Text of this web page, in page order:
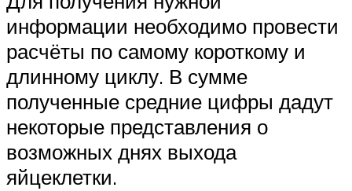
информации необходимо провести
расчёты по самому короткому и
длинному циклу. В сумме
полученные средние цифры дадут
некоторые представления о
возможных днях выхода
яйцеклетки.